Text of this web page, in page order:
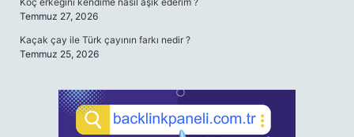
Temmuz 27, 2026
Kaçak çay ile Türk çayının farkı nedir ?
Temmuz 25, 2026